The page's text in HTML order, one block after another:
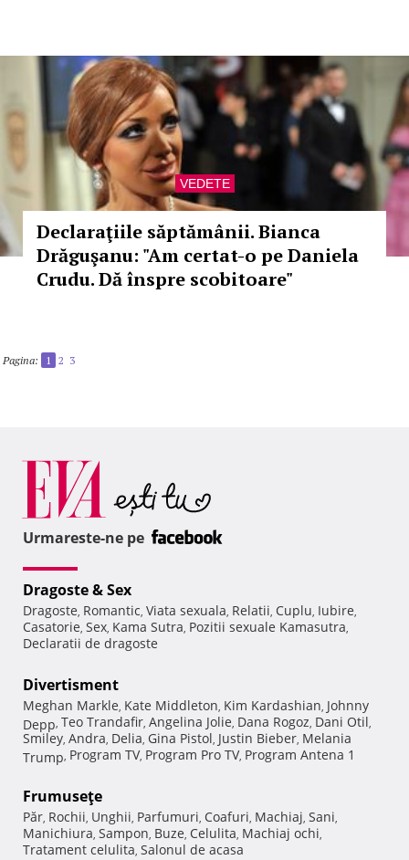
VEDETE
Declaraţiile săptămânii. Bianca
Drăguşanu: "Am certat-o pe Daniela
Crudu. Dă înspre scobitoare"
Pagina: 1 2 3
Urmareste-ne pe
Dragoste & Sex
Dragoste, Romantic, Viata sexuala, Relatii, Cuplu, Iubire,
Casatorie, Sex, Kama Sutra, Pozitii sexuale Kamasutra,
Declaratii de dragoste
Divertisment
Meghan Markle, Kate Middleton, Kim Kardashian, Johnny
Depp, Teo Trandafir, Angelina Jolie, Dana Rogoz, Dani Otil,
Smiley, Andra, Delia, Gina Pistol, Justin Bieber, Melania
Trump, Program TV, Program Pro TV, Program Antena 1
Frumuseţe
Păr, Rochii, Unghii, Parfumuri, Coafuri, Machiaj, Sani,
Manichiura, Sampon, Buze, Celulita, Machiaj ochi,
Tratament celulita, Salonul de acasa